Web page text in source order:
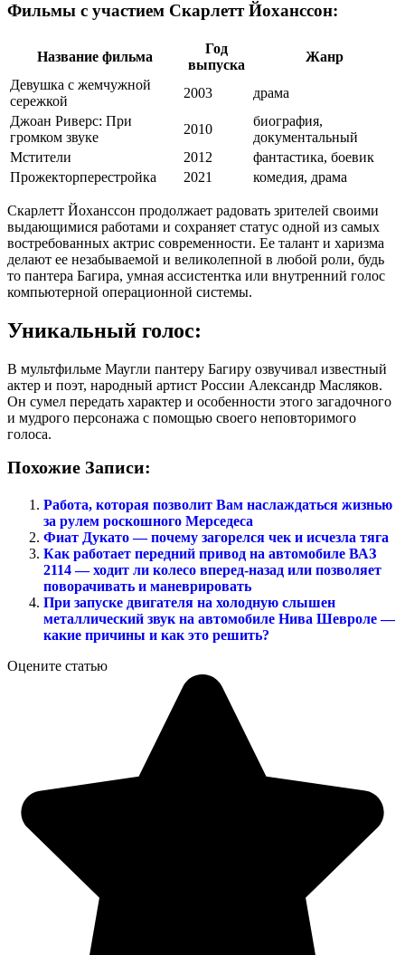
Фильмы с участием Скарлетт Йоханссон:
Название фильма
Год
выпуска
Жанр
Девушка с жемчужной
сережкой
2003
драма
Джоан Риверс: При
громком звуке
2010
биография,
документальный
Мстители
2012
фантастика, боевик
Прожекторперестройка
2021 комедия, драма
Скарлетт Йоханссон продолжает радовать зрителей своими
выдающимися работами и сохраняет статус одной из самых
востребованных актрис современности. Ее талант и харизма
делают ее незабываемой и великолепной в любой роли, будь
то пантера Багира, умная ассистентка или внутренний голос
компьютерной операционной системы.
Уникальный голос:
В мультфильме Маугли пантеру Багиру озвучивал известный
актер и поэт, народный артист России Александр Масляков.
Он сумел передать характер и особенности этого загадочного
и мудрого персонажа с помощью своего неповторимого
голоса.
Похожие Записи:
Работа, которая позволит Вам наслаждаться жизнью
за рулем роскошного Мерседеса
Фиат Дукато — почему загорелся чек и исчезла тяга
Как работает передний привод на автомобиле ВАЗ
2114 — ходит ли колесо вперед-назад или позволяет
поворачивать и маневрировать
При запуске двигателя на холодную слышен
металлический звук на автомобиле Нива Шевроле —
какие причины и как это решить?
Оцените статью